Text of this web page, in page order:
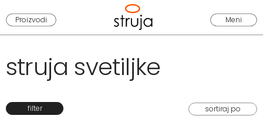
Proizvodi Meni
struja svetiljke
filter